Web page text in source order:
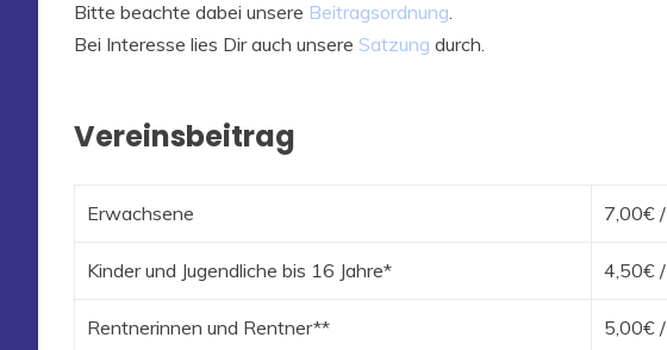
Bitte beachte dabei unsere Beitragsordnung.
Bei Interesse lies Dir auch unsere Satzung durch.
Vereinsbeitrag
Erwachsene 7,00€
Kinder und Jugendliche bis 16 Jahre* 4,50€
Rentnerinnen und Rentner** 5,00€